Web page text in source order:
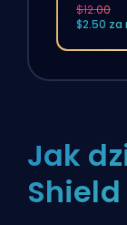
$12.00
$2.50 za
Jak